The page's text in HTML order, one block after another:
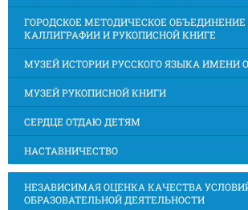
ГОРОДСКОЕ МЕТОДИЧЕСКОЕ ОБЪЕДИНЕНИЕ
КАЛЛИГРАФИИ И РУКОПИСНОЙ КНИГЕ
МУЗЕЙ ИСТОРИИ РУССКОГО ЯЗЫКА ИМЕНИ
МУЗЕЙ РУКОПИСНОЙ КНИГИ
СЕРДЦЕ ОТДАЮ ДЕТЯМ
НАСТАВНИЧЕСТВО
НЕЗАВИСИМАЯ ОЦЕНКА КАЧЕСТВА
ОБРАЗОВАТЕЛЬНОЙ ДЕЯТЕЛЬНОСТИ